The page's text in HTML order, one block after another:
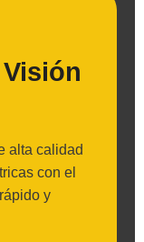
alta calidad
con el
y